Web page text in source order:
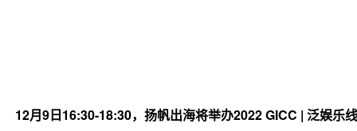
12月9日16:30-18:30，扬帆出海将举办2022 GICC | 泛娱乐